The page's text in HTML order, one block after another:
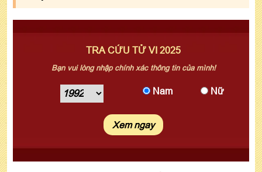
TRA CỨU TỬ VI 2025
Bạn vui lòng nhập chính xác thông tin của mình!
Nam Nữ
Xem ngay